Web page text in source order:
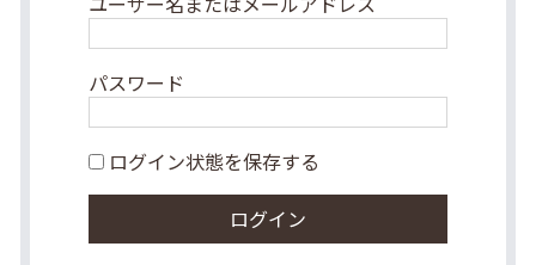
パスワード
ログイン状態を保存する